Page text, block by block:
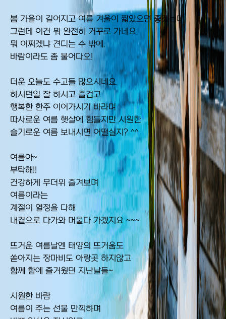
봄 가을이 길어지고 여름 겨울이 짧았으면 좋겠는데
그런데 이건 뭐 완전히 거꾸로 가네요.
뭐 어쩌겠냐 견디는 수 밖에.
바람이라도 좀 불어다오!
더운 오늘도 수고들 많으시네요.
하시던일 잘 하시고 즐겁고
행복한 한주 이어가시기 바라며
따사로운 여름 햇살에 힘들지만 시원한
슬기로운 여름 보내시면 어떨실지? ^^
여름아~
부탁해!!
건강하게 무더위 즐겨보며
여름이라는
계절이 열정을 다해
내곁으로 다가와 머물다 가겠지요 ~~~
뜨거운 여름날엔 태양의 뜨거움도
쏟아지는 장마비도 아랑곳 하지않고
함께 함에 즐거웠던 지난날들~
시원한 바람
여름이 주는 선물 만끽하며